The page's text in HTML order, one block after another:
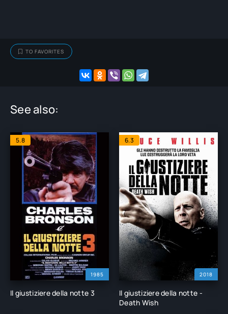
TO FAVORITES
See also:
1985
5.8
Il giustiziere della notte 3
2018
6.3
Il giustiziere della notte -
Death Wish